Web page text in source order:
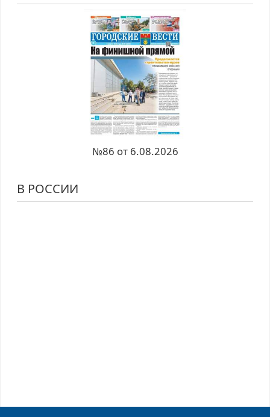
№86 от 6.08.2026
В РОССИИ